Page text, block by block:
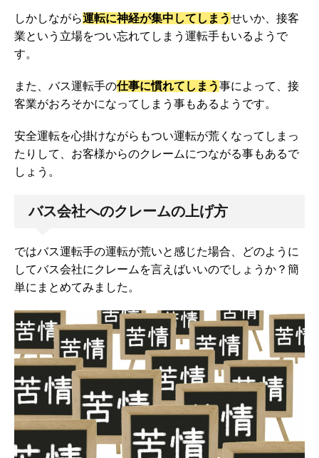
しかしながら運転に神経が集中してしまうせいか、接客
業という立場をつい忘れてしまう運転手もいるようで
す。
また、バス運転手の仕事に慣れてしまう事によって、接
客業がおろそかになってしまう事もあるようです。
安全運転を心掛けながらもつい運転が荒くなってしまっ
たりして、お客様からのクレームにつながる事もあるで
しょう。
バス会社へのクレームの上げ方
ではバス運転手の運転が荒いと感じた場合、どのように
してバス会社にクレームを言えばいいのでしょうか？簡
単にまとめてみました。